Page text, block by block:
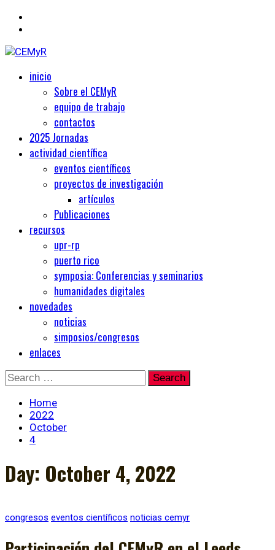
CEMyR
Centro de Estudios Medievales y Renacentistas
Primaryinicio
Sobre el CEMyR
equipo de trabajo
contactos
2025 Jornadas
actividad científica
eventos científicos
proyectos de investigación
artículos
Publicaciones
recursos
upr-rp
puerto rico
symposia: Conferencias y seminarios
humanidades digitales
novedades
noticias
simposios/congresos
enlaces
Skip
to
content
Search
for:
Home
2022
October
4
Day: October 4, 2022
congresos eventos científicos noticias cemyr